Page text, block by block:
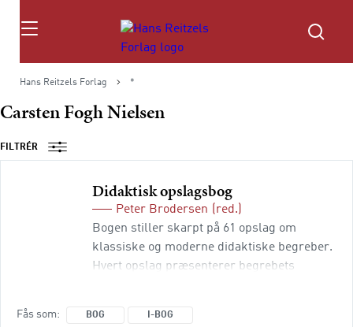
Søg
Hans Reitzels Forlag *
Carsten Fogh Nielsen
FILTRÉR
Didaktisk opslagsbog
Peter Brodersen
(red.)
Bogen stiller skarpt på 61 opslag om
klassiske og moderne didaktiske begreber.
Hvert opslag præsenterer begrebets
Fås som BOG I-BOG